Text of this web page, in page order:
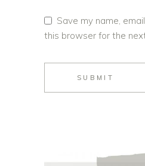
Save my name,
this browser for the
SUBMIT